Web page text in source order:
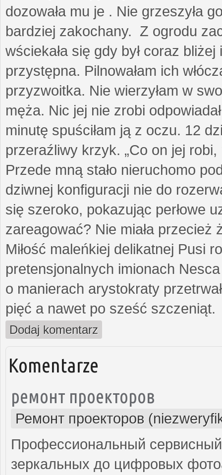
dozowała mu je . Nie grzeszyła
bardziej zakochany. Z ogrodu
wściekała się gdy był coraz
przystępna. Pilnowałam ich
przyzwoitka. Nie wierzyłam w
męża. Nic jej nie zrobi
minutę spuściłam ją z oczu. 12
przeraźliwy krzyk. „Co on jej
Przede mną stało nieruchomo
dziwnej konfiguracji nie do
się szeroko, pokazując perłowe
zareagować? Nie miała przecież
Miłość maleńkiej delikatnej Pusi
pretensjonalnych imionach
o manierach arystokraty
pięć a nawet po sześć szczeniąt.
Dodaj komentarz
Komentarze
ремонт проекторов
Ремонт проекторов
Профессиональный
зеркальных до цифровых